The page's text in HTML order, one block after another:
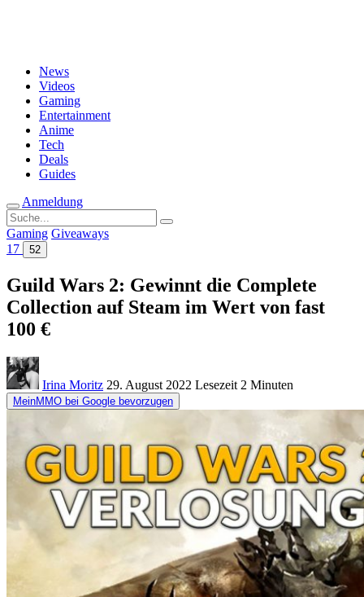
News
Videos
Gaming
Entertainment
Anime
Tech
Deals
Guides
Anmeldung
Suche
nach:
Gaming Giveaways
17
52
Guild Wars 2: Gewinnt die Complete
Collection auf Steam im Wert von fast
100 €
Irina Moritz 29. August 2022 Lesezeit 2 Minuten
MeinMMO bei Google bevorzugen